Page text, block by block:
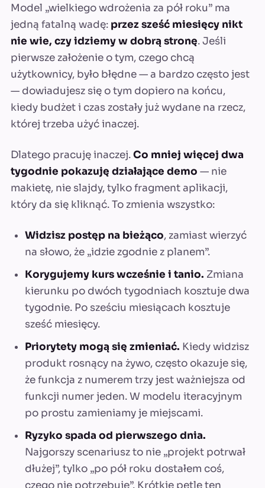
Model „wielkiego wdrożenia za pół roku” ma
jedną fatalną wadę: przez sześć miesięcy nikt
nie wie, czy idziemy w dobrą stronę. Jeśli
pierwsze założenie o tym, czego chcą
użytkownicy, było błędne — a bardzo często jest
— dowiadujesz się o tym dopiero na końcu,
kiedy budżet i czas zostały już wydane na rzecz,
której trzeba użyć inaczej.
Dlatego pracuję inaczej.Co mniej więcej dwa
tygodnie pokazuję działające demo — nie
makietę, nie slajdy, tylko fragment aplikacji,
który da się kliknąć. To zmienia wszystko:
Widzisz postęp na bieżąco, zamiast wierzyć
na słowo, że „idzie zgodnie z planem”.
Korygujemy kurs wcześnie i tanio. Zmiana
kierunku po dwóch tygodniach kosztuje dwa
tygodnie. Po sześciu miesiącach kosztuje
sześć miesięcy.
Priorytety mogą się zmieniać. Kiedy widzisz
produkt rosnący na żywo, często okazuje się,
że funkcja z numerem trzy jest ważniejsza od
funkcji numer jeden. W modelu iteracyjnym
po prostu zamieniamy je miejscami.
Ryzyko spada od pierwszego dnia.
Najgorszy scenariusz to nie „projekt potrwał
dłużej”, tylko „po pół roku dostałem coś,
czego nie potrzebuję”. Krótkie pętle ten